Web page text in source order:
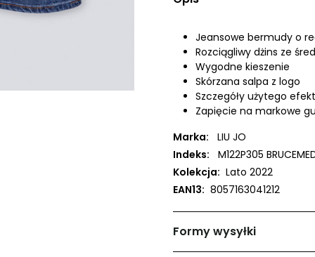
Jeansowe bermudy o
Rozciągliwy dżins ze
Wygodne kieszenie
Skórzana salpa z logo
Szczegóły użytego
Zapięcie na markowe
Marka:
LIU JO
Indeks:
M122P305
Kolekcja: Lato 2022
EAN13: 8057163041212
Formy wysyłki